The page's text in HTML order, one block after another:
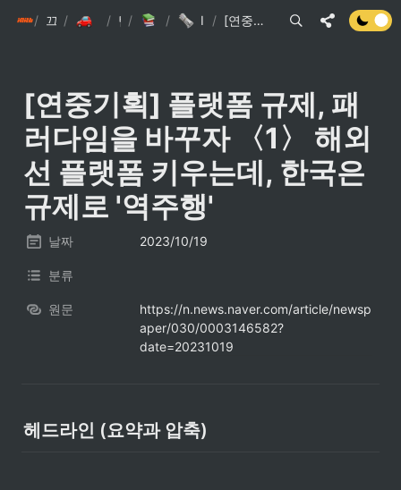
init6
/ 끄적끄적
/ 손현준 끄적끄적
/ 팁
/ IT관련 기사
/ IT관련 이슈 스크랩/ [연중기획] 플랫폼 규제, 패러다임을 바꾸자 〈1〉 해외선 플랫폼 키우는데, 한국은 규제로 '역주행'
[연중기획] 플랫폼 규제, 패
러다임을 바꾸자 〈1〉 해외
선 플랫폼 키우는데, 한국은
규제로 '역주행'
날짜 2023/10/19
분류
원문
https://n.news.naver.com/article/newsp
aper/030/0003146582?
date=20231019
헤드라인 (요약과 압축)